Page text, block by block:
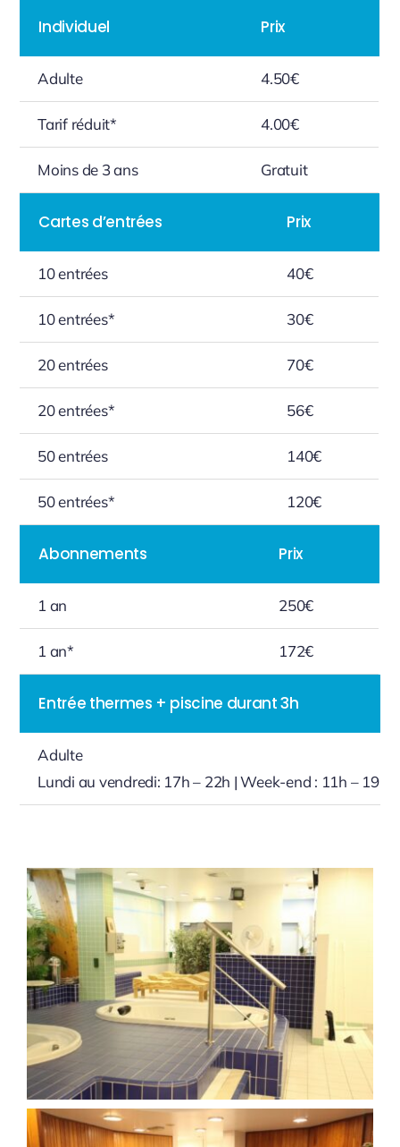
Individuel Prix
Adulte 4.50€
Tarif réduit* 4.00€
Moins de 3 ans Gratuit
Cartes d’entrées Prix
10 entrées 40€
10 entrées* 30€
20 entrées 70€
20 entrées* 56€
50 entrées 140€
50 entrées* 120€
Abonnements Prix
1 an 250€
1 an* 172€
Entrée thermes + piscine durant 3h
Adulte
Lundi au vendredi: 17h – 22h |Week-end : 11h – 19h